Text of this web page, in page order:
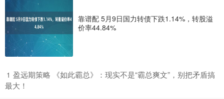
靠谱配 5月9日国力转债下跌1.14%，转股溢
价率44.84%
1 ​盈远期策略 《如此霸总》：现实不是“霸总爽文”，别把矛盾搞
最大！